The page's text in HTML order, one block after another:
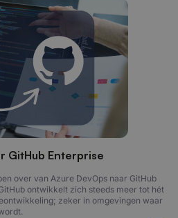
GitHub Enterprise
over van Azure DevOps naar GitHub
ontwikkelt zich steeds meer tot hét
zeker in omgevingen waar